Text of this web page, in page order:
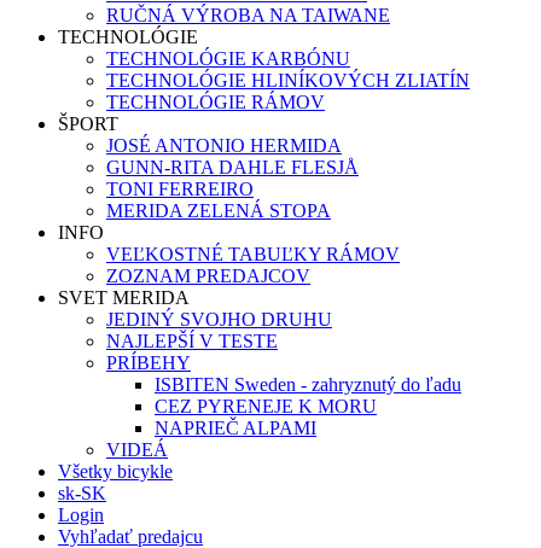
RUČNÁ VÝROBA NA TAIWANE
TECHNOLÓGIE
TECHNOLÓGIE KARBÓNU
TECHNOLÓGIE HLINÍKOVÝCH ZLIATÍN
TECHNOLÓGIE RÁMOV
ŠPORT
JOSÉ ANTONIO HERMIDA
GUNN-RITA DAHLE FLESJÅ
TONI FERREIRO
MERIDA ZELENÁ STOPA
INFO
VEĽKOSTNÉ TABUĽKY RÁMOV
ZOZNAM PREDAJCOV
SVET MERIDA
JEDINÝ SVOJHO DRUHU
NAJLEPŠÍ V TESTE
PRÍBEHY
ISBITEN Sweden - zahryznutý do ľadu
CEZ PYRENEJE K MORU
NAPRIEČ ALPAMI
VIDEÁ
Všetky bicykle
sk-SK
Login
Vyhľadať predajcu